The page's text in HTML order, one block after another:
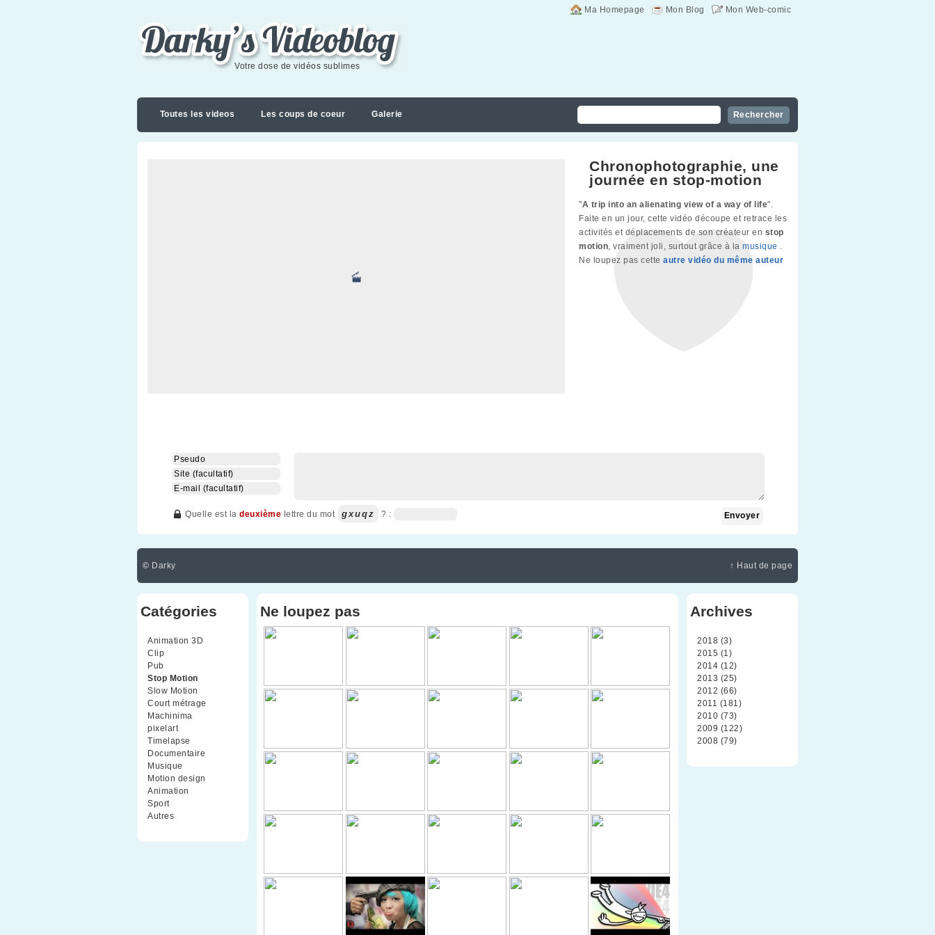
Mon Web-comic
Mon Blog
Ma Homepage
Darky's videoblog
Votre dose de vidéos sublimes
Toutes les videos Les coups de coeur Galerie
Chronophotographie, une
journée en stop-motion
"A trip into an alienating view of a way of life".
Faite en un jour, cette vidéo découpe et retrace les
activités et déplacements de son créateur en stop
motion, vraiment joli, surtout grâce à la musique .
Ne loupez pas cette autre vidéo du même auteur
Quelle est la deuxième lettre du mot gxuqz ? :
© Darky ↑ Haut de page
Catégories
Animation 3D
Clip
Pub
Stop Motion
Slow Motion
Court métrage
Machinima
pixelart(10)
Timelapse
Documentaire
Musique
Motion design
Animation
Sport(2)
Autres
Ne loupez pas Archives
2018 (3)
2015 (1)
2014 (12)
2013 (25)
2012 (66)
2011 (181)
2010 (73)
2009 (122)
2008 (79)